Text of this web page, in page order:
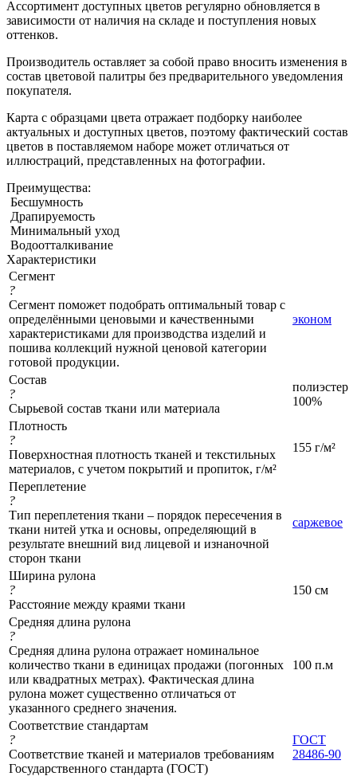
Ассортимент доступных цветов регулярно обновляется в
зависимости от наличия на складе и поступления новых
оттенков.
Производитель оставляет за собой право вносить изменения в
состав цветовой палитры без предварительного уведомления
покупателя.
Карта с образцами цвета отражает подборку наиболее
актуальных и доступных цветов, поэтому фактический состав
цветов в поставляемом наборе может отличаться от
иллюстраций, представленных на фотографии.
Преимущества:
Бесшумность
Драпируемость
Минимальный уход
Водоотталкивание
Характеристики
Сегмент
?
Сегмент поможет подобрать оптимальный товар с
определёнными ценовыми и качественными
характеристиками для производства изделий и
пошива коллекций нужной ценовой категории
готовой продукции.
эконом
Состав
?
Сырьевой состав ткани или материала
полиэстер
100%
Плотность
?
Поверхностная плотность тканей и текстильных
материалов, с учетом покрытий и пропиток, г/м²
155 г/м²
Переплетение
?
Тип переплетения ткани – порядок пересечения в
ткани нитей утка и основы, определяющий в
результате внешний вид лицевой и изнаночной
сторон ткани
саржевое
Ширина рулона
?
Расстояние между краями ткани
150 см
Средняя длина рулона
?
Средняя длина рулона отражает номинальное
количество ткани в единицах продажи (погонных
или квадратных метрах). Фактическая длина
рулона может существенно отличаться от
указанного среднего значения.
100 п.м
Соответствие стандартам
?
Соответствие тканей и материалов требованиям
Государственного стандарта (ГОСТ)
ГОСТ
28486-90